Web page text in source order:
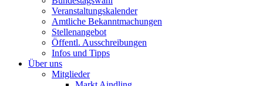
Veranstaltungskalender
Amtliche Bekanntmachungen
Stellenangebot
Öffentl. Ausschreibungen
Infos und Tipps
Über uns
Mitglieder